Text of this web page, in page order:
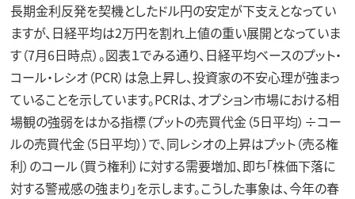
長期金利反発を契機としたドル円の安定が下支えとなってい
ますが、日経平均は2万円を割れ上値の重い展開となっていま
す（7月6日時点）。図表１でみる通り、日経平均ベースのプット・
コール・レシオ（PCR）は急上昇し、投資家の不安心理が強まっ
ていることを示しています。PCRは、オプション市場における相
場観の強弱をはかる指標（プットの売買代金（5日平均）÷コー
ルの売買代金（5日平均））で、同レシオの上昇はプット（売る権
利）のコール（買う権利）に対する需要増加、即ち「株価下落に
対する警戒感の強まり」を示します。こうした事象は、今年の春